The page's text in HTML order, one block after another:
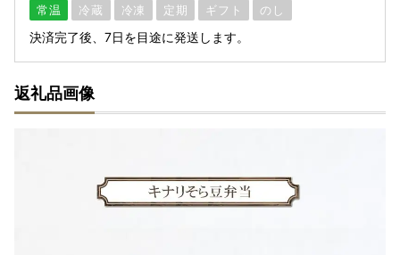
常温 冷蔵 冷凍 定期 ギフト のし
決済完了後、7日を目途に発送します。
返礼品画像